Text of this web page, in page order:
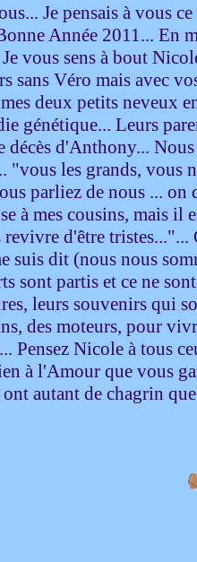
Je pensais à vous
Année 2011... En
vous sens à bout
sans Véro mais avec
deux petits neveux
génétique... Leurs
décès d'Anthony...
"vous les grands, vous
parliez de nous ...
à mes cousins, mais il
revivre d'être
suis dit (nous nous
sont partis et ce ne
leurs souvenirs qui
des moteurs, pour
Pensez Nicole à tous
à l'Amour que vous
autant de chagrin